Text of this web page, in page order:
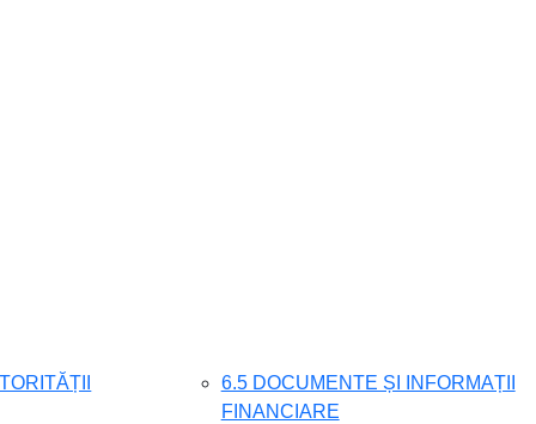
6.5 DOCUMENTE ȘI INFORMAȚII
FINANCIARE